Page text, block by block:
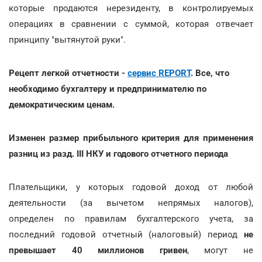
которые продаются нерезиденту, в контролируемых
операциях в сравнении с суммой, которая отвечает
принципу "вытянутой руки".
Рецепт легкой отчетности - сервис REPORT. Все, что
необходимо бухгалтеру и предпринимателю по
демократическим ценам.
Изменен размер прибыльного критерия для применения
разниц из разд. III НКУ и годового отчетного периода
Плательщики, у которых годовой доход от любой
деятельности (за вычетом непрямых налогов),
определен по правилам бухгалтерского учета, за
последний годовой отчетный (налоговый) период не
превышает 40 миллионов гривен, могут не